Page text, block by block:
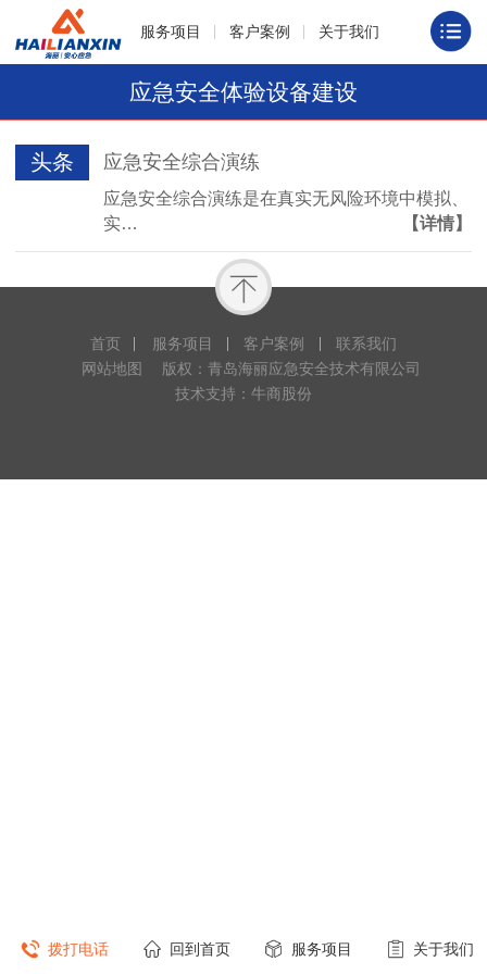
服务项目 客户案例 关于我们
应急安全体验设备建设
头条 应急安全综合演练
应急安全综合演练是在真实无风险环境中模拟、
实…
【详情】
首页 服务项目 客户案例
联系我们
网站地图
版权：青岛海丽应急安全技术有限公司
技术支持：牛商股份
拨打电话 回到首页 服务项目 关于我们